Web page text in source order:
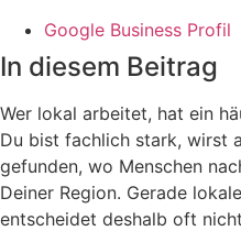
Google Business Profil
In diesem Beitrag
Wer lokal arbeitet, hat ein
Du bist fachlich stark, wirst
gefunden, wo Menschen
Deiner Region. Gerade
entscheidet deshalb oft